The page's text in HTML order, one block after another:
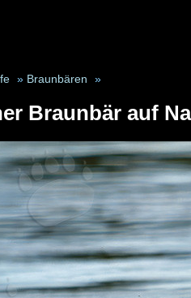
» Braunbären »
Braunbär auf